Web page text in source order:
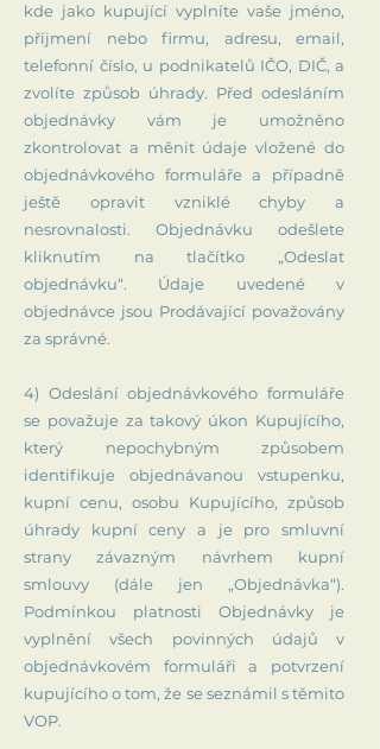
kde jako kupující vyplníte vaše jméno,
příjmení nebo firmu, adresu, email,
telefonní číslo, u podnikatelů IČO, DIČ, a
zvolíte způsob úhrady. Před odesláním
objednávky vám je umožněno
zkontrolovat a měnit údaje vložené do
objednávkového formuláře a případně
ještě opravit vzniklé chyby a
nesrovnalosti. Objednávku odešlete
kliknutím na tlačítko „Odeslat
objednávku“. Údaje uvedené v
objednávce jsou Prodávající považovány
za správné.
4) Odeslání objednávkového formuláře
se považuje za takový úkon Kupujícího,
který nepochybným způsobem
identifikuje objednávanou vstupenku,
kupní cenu, osobu Kupujícího, způsob
úhrady kupní ceny a je pro smluvní
strany závazným návrhem kupní
smlouvy (dále jen „Objednávka“).
Podmínkou platnosti Objednávky je
vyplnění všech povinných údajů v
objednávkovém formuláři a potvrzení
kupujícího o tom, že se seznámil s těmito
VOP.